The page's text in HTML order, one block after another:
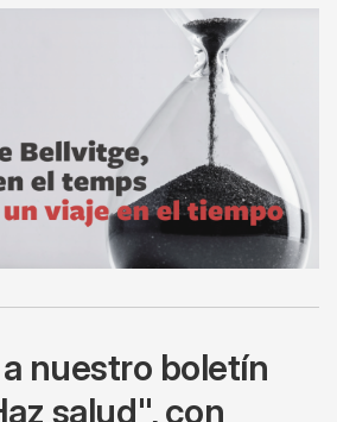
nuestro boletín
salud", con